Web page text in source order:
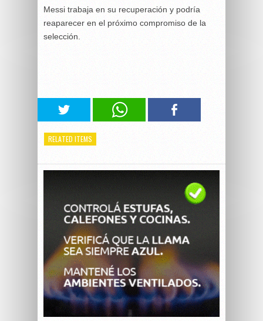
Messi trabaja en su recuperación y podría
reaparecer en el próximo compromiso de la
selección.
RELATED ITEMS